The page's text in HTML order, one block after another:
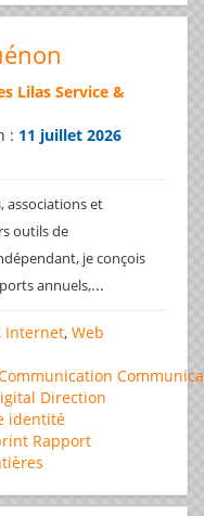
Lilas Service &
: 11 juillet 2026
associations et
outils de
je conçois
annuels,...
Internet, Web
Direction
identité
Rapport